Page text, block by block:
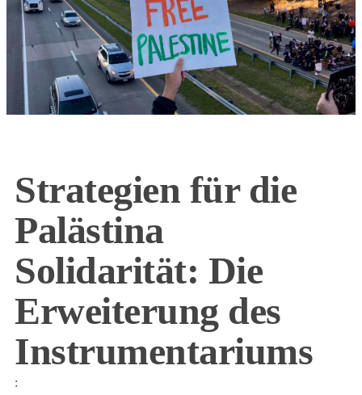
Strategien für die
Palästina
Solidarität: Die
Erweiterung des
Instrumentariums
: